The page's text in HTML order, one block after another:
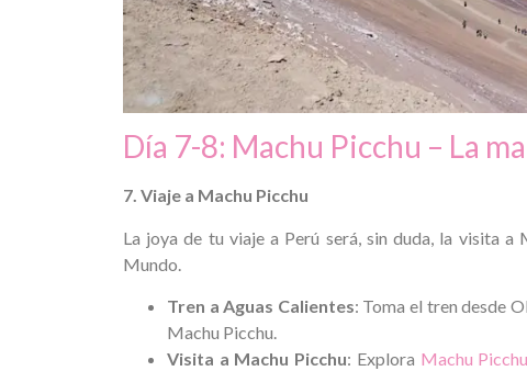
Día 7-8: Machu Picchu – La
7. Viaje a Machu Picchu
La joya de tu viaje a Perú será, sin duda, la visita a
Mundo.
Tren a Aguas Calientes: Toma el tren desde
Machu Picchu.
Visita a Machu Picchu: Explora Machu